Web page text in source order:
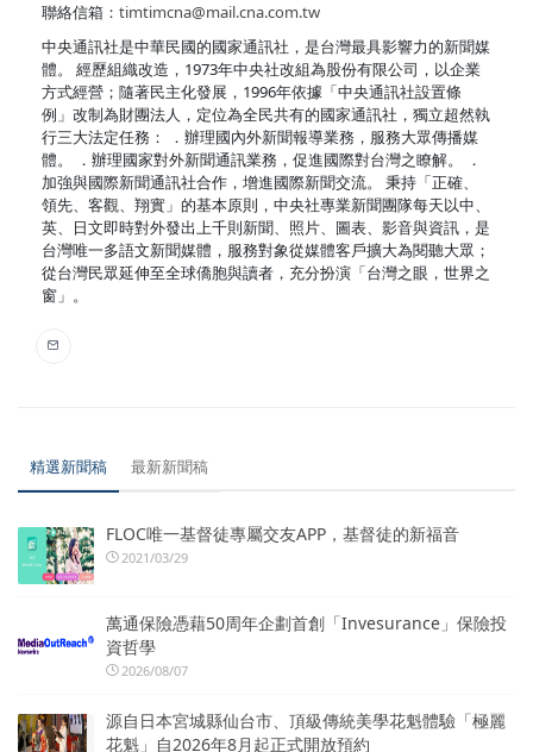
聯絡信箱： timtimcna@mail.cna.com.tw
中央通訊社是中華民國的國家通訊社，是台灣最具影響力的新聞媒
體。 經歷組織改造，1973年中央社改組為股份有限公司，以企業
方式經營；隨著民主化發展，1996年依據「中央通訊社設置條
例」改制為財團法人，定位為全民共有的國家通訊社，獨立超然執
行三大法定任務： ．辦理國內外新聞報導業務，服務大眾傳播媒
體。 ．辦理國家對外新聞通訊業務，促進國際對台灣之瞭解。 ．
加強與國際新聞通訊社合作，增進國際新聞交流。 秉持「正確、
領先、客觀、翔實」的基本原則，中央社專業新聞團隊每天以中、
英、日文即時對外發出上千則新聞、照片、圖表、影音與資訊，是
台灣唯一多語文新聞媒體，服務對象從媒體客戶擴大為閱聽大眾；
從台灣民眾延伸至全球僑胞與讀者，充分扮演「台灣之眼，世界之
窗」。
精選新聞稿 最新新聞稿
FLOC唯一基督徒專屬交友APP，基督徒的新福音
2021/03/29
萬通保險憑藉50周年企劃首創「Invesurance」保險投
資哲學
2026/08/07
源自日本宮城縣仙台市、頂級傳統美學花魁體驗「極麗
花魁」自2026年8月起正式開放預約